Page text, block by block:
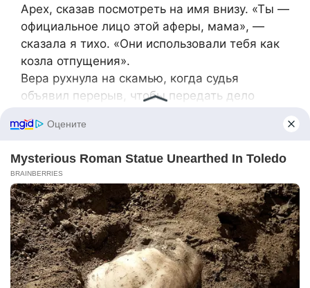
Apex, сказав посмотреть на имя внизу. «Ты —
официальное лицо этой аферы, мама», —
сказала я тихо. «Они использовали тебя как
козла отпущения».
Вера рухнула на скамью, когда судья
объявил перерыв, чтобы передать дело
прижал Доминика к стене, а Бриэль рыдала
Моя мать схватила меня за руку, умоляя о
помощи и утверждая, что не знала, что
подписывала. Я отняла её пальцы и сказала
ей наслаждаться урожаем семьи, которую
она выбрала.
Через шесть месяцев Доминика лишили
лицензии и обвинили по федеральным